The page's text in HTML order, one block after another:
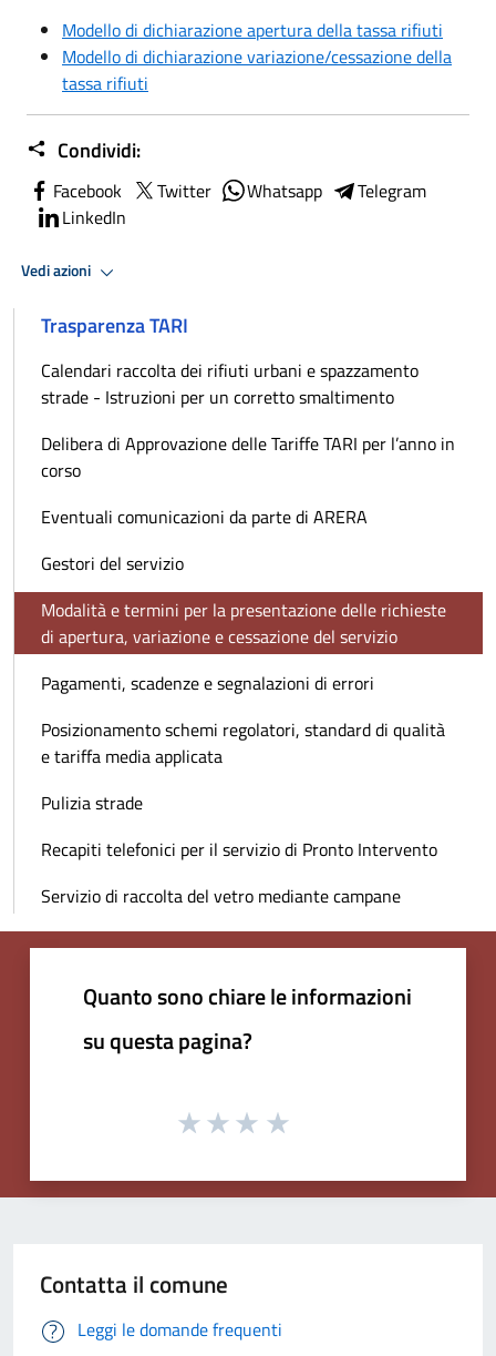
Modello di dichiarazione apertura della tassa rifiuti
Modello di dichiarazione variazione/cessazione della
tassa rifiuti
Condividi:
Facebook Twitter Whatsapp
Telegram
LinkedIn
Vedi azioni
Trasparenza TARI
Calendari raccolta dei rifiuti urbani e spazzamento
strade - Istruzioni per un corretto smaltimento
Delibera di Approvazione delle Tariffe TARI per l’anno in
corso
Eventuali comunicazioni da parte di ARERA
Gestori del servizio
Modalità e termini per la presentazione delle richieste
di apertura, variazione e cessazione del servizio
Pagamenti, scadenze e segnalazioni di errori
Posizionamento schemi regolatori, standard di qualità
e tariffa media applicata
Pulizia strade
Recapiti telefonici per il servizio di Pronto Intervento
Servizio di raccolta del vetro mediante campane
Quanto sono chiare le informazioni
su questa pagina?
Contatta il comune
Leggi le domande frequenti